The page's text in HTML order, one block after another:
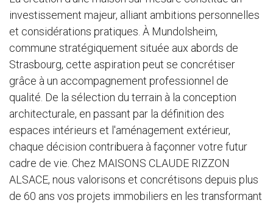
investissement majeur, alliant ambitions personnelles
et considérations pratiques. À Mundolsheim,
commune stratégiquement située aux abords de
Strasbourg, cette aspiration peut se concrétiser
grâce à un accompagnement professionnel de
qualité. De la sélection du terrain à la conception
architecturale, en passant par la définition des
espaces intérieurs et l'aménagement extérieur,
chaque décision contribuera à façonner votre futur
cadre de vie. Chez MAISONS CLAUDE RIZZON
ALSACE, nous valorisons et concrétisons depuis plus
de 60 ans vos projets immobiliers en les transformant